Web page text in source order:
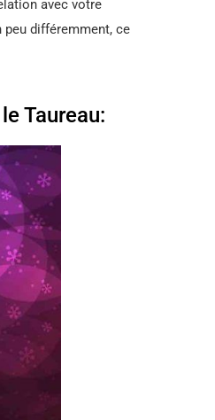
avec votre
peu différemment, ce
Taureau: